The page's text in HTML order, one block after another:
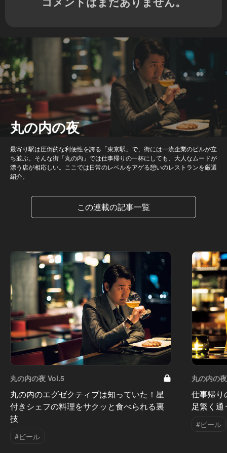
丸の内の夜
最寄り駅は圧倒的な利便性を誇る「東京駅」で、街には一流企業のビルが立
ち並ぶ。そんな街「丸の内」では仕事帰りの一杯にしても、大人なムードが
漂う店が相応しい。ここでは日常のレベルをアゲる憩いのレストランを厳選
紹介。
この連載の記事一覧
丸の内の夜 Vol.5
丸の内のエグゼクティブは知っていた！星
付きシェフの料理をサクッと食べられる裏
技
#ビール
丸の内の
仕事帰り
足繁く
#ビール